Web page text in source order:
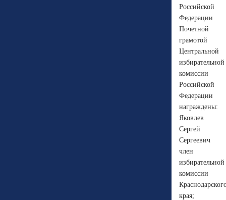
Российской
Федерации
Почетной
грамотой
Центральной
избирательной
комиссии
Российской
Федерации
награждены:
Яковлев
Сергей
Сергеевич
член
избирательной
комиссии
края;